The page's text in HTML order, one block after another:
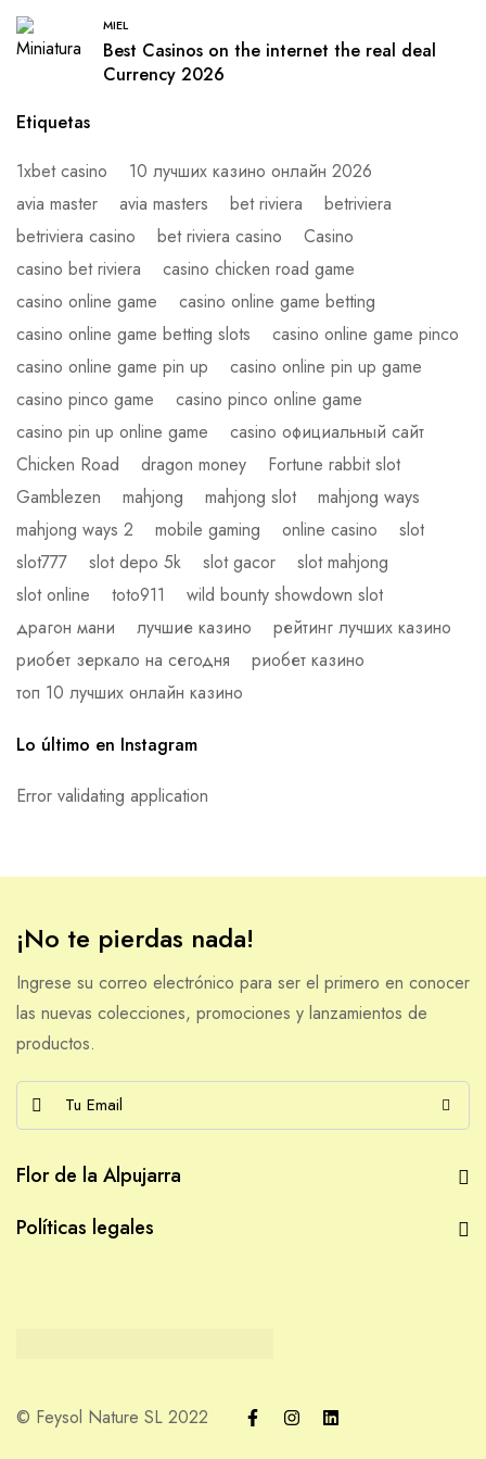
MIEL
Best Casinos on the internet the real deal
Currency 2026
Etiquetas
1xbet casino
10 лучших казино онлайн 2026
avia master
avia masters bet riviera
betriviera
betriviera casino
bet riviera casino
Casino
casino bet riviera
casino chicken road game
casino online game
casino online game betting
casino online game betting slots
casino online game pinco
casino online game pin up
casino online pin up game
casino pinco game
casino pinco online game
casino pin up online game
casino официальный сайт
Chicken Road
dragon money
Fortune rabbit slot
Gamblezen
mahjong mahjong slot
mahjong ways
mahjong ways 2
mobile gaming online casino
slot
slot777
slot depo 5k slot gacor
slot mahjong
slot online
toto911
wild bounty showdown slot
драгон мани
лучшие казино
рейтинг лучших казино
риобет зеркало на сегодня
риобет казино
топ 10 лучших онлайн казино
Lo último en Instagram
Error validating application
Flor de la Alpujarra
Políticas legales
¡No te pierdas nada!
Ingrese su correo electrónico para ser el primero en conocer
las nuevas colecciones, promociones y lanzamientos de
productos.
m
i
l
© Feysol Nature SL 2022